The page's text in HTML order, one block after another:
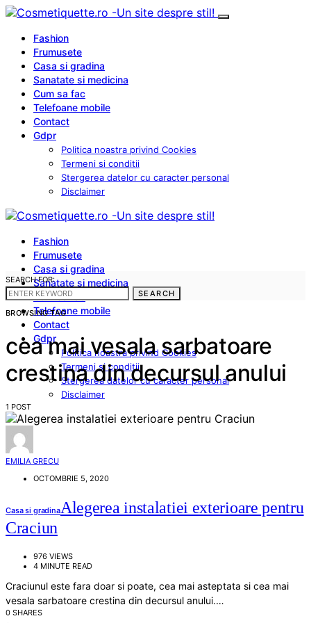
Fashion
Frumusete
Casa si gradina
Sanatate si medicina
Cum sa fac
Telefoane mobile
Contact
Gdpr
Politica noastra privind Cookies
Termeni si conditii
Stergerea datelor cu caracter personal
Disclaimer
Fashion
Frumusete
Casa si gradina
Sanatate si medicina
Cum sa fac
Telefoane mobile
Contact
Gdpr
Politica noastra privind Cookies
Termeni si conditii
Stergerea datelor cu caracter personal
Disclaimer
SEARCH FOR:
SEARCH
BROWSING TAG
cea mai vesala sarbatoare
crestina din decursul anului
1 POST
EMILIA GRECU
OCTOMBRIE 5, 2020
Casa si gradinaAlegerea instalatiei exterioare pentru
Craciun
976 VIEWS
4 MINUTE READ
Craciunul este fara doar si poate, cea mai asteptata si cea mai
vesala sarbatoare crestina din decursul anului.…
0 SHARES